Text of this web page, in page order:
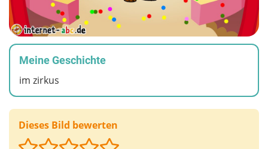
Meine Geschichte
im zirkus
Dieses Bild bewerten